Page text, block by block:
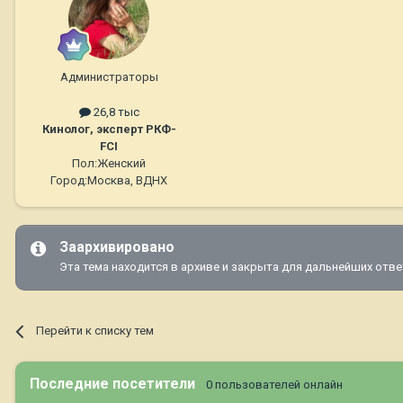
Администраторы
26,8 тыс
Кинолог, эксперт РКФ-
FCI
Пол:Женский
Город:Москва, ВДНХ
Заархивировано
Эта тема находится в архиве и закрыта для дальнейших
Перейти к списку тем
Последние посетители 0 пользователей онлайн